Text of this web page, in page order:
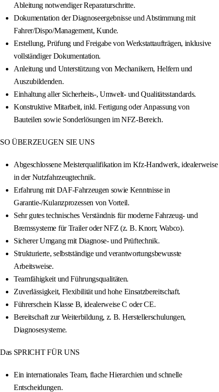
Ableitung notwendiger Reparaturschritte.
Dokumentation der Diagnoseergebnisse und Abstimmung mit
Fahrer/Dispo/Management, Kunde.
Erstellung, Prüfung und Freigabe von Werkstattaufträgen, inklusive
vollständiger Dokumentation.
Anleitung und Unterstützung von Mechanikern, Helfern und
Auszubildenden.
Einhaltung aller Sicherheits-, Umwelt- und Qualitätsstandards.
Konstruktive Mitarbeit, inkl. Fertigung oder Anpassung von
Bauteilen sowie Sonderlösungen im NFZ-Bereich.
SO ÜBERZEUGEN SIE UNS
Abgeschlossene Meisterqualifikation im Kfz-Handwerk, idealerweise
in der Nutzfahrzeugtechnik.
Erfahrung mit DAF-Fahrzeugen sowie Kenntnisse in
Garantie-/Kulanzprozessen von Vorteil.
Sehr gutes technisches Verständnis für moderne Fahrzeug- und
Bremssysteme für Trailer oder NFZ (z. B. Knorr, Wabco).
Sicherer Umgang mit Diagnose- und Prüftechnik.
Strukturierte, selbstständige und verantwortungsbewusste
Arbeitsweise.
Teamfähigkeit und Führungsqualitäten.
Zuverlässigkeit, Flexibilität und hohe Einsatzbereitschaft.
Führerschein Klasse B, idealerweise C oder CE.
Bereitschaft zur Weiterbildung, z. B. Herstellerschulungen,
Diagnosesysteme.
Das SPRICHT FÜR UNS
Ein internationales Team, flache Hierarchien und schnelle
Entscheidungen.